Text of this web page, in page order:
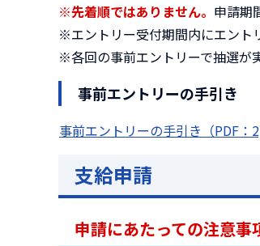
※先着順ではありません。 申請期
※エントリー受付期間内にエント
※各回の事前エントリーで抽選が
事前エントリーの手引き
事前エントリーの手引き（PDF：
支給申請
申請にあたっての注意事